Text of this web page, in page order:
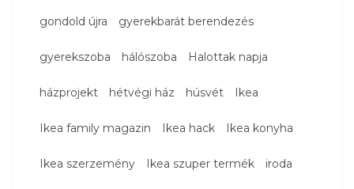
gondold újra gyerekbarát berendezés
gyerekszoba hálószoba Halottak napja
házprojekt hétvégi ház húsvét Ikea
Ikea family magazin Ikea hack Ikea konyha
Ikea szerzemény Ikea szuper termék iroda